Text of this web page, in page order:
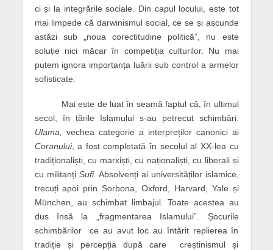
ci și la integrările sociale. Din capul locului, este tot
mai limpede că darwinismul social, ce se și ascunde
astăzi sub „noua corectitudine politică”, nu este
soluție nici măcar în competiția culturilor. Nu mai
putem ignora importanța luării sub control a armelor
sofisticate.
Mai este de luat în seamă faptul că, în ultimul
secol, în țările Islamului s-au petrecut schimbări.
Ulama,
vechea categorie a interpreților canonici ai
Coranului, a fost completată în secolul al XX-lea cu
tradiționaliști, cu marxiști, cu naționaliști, cu liberali și
cu militanți Sufi. Absolvenți ai universităților islamice,
trecuți apoi prin Sorbona, Oxford, Harvard, Yale și
München, au schimbat limbajul. Toate acestea au
dus însă la „fragmentarea Islamului”. Șocurile
schimbărilor ce au avut loc au întărit replierea în
tradiție și percepția după care creștinismul și